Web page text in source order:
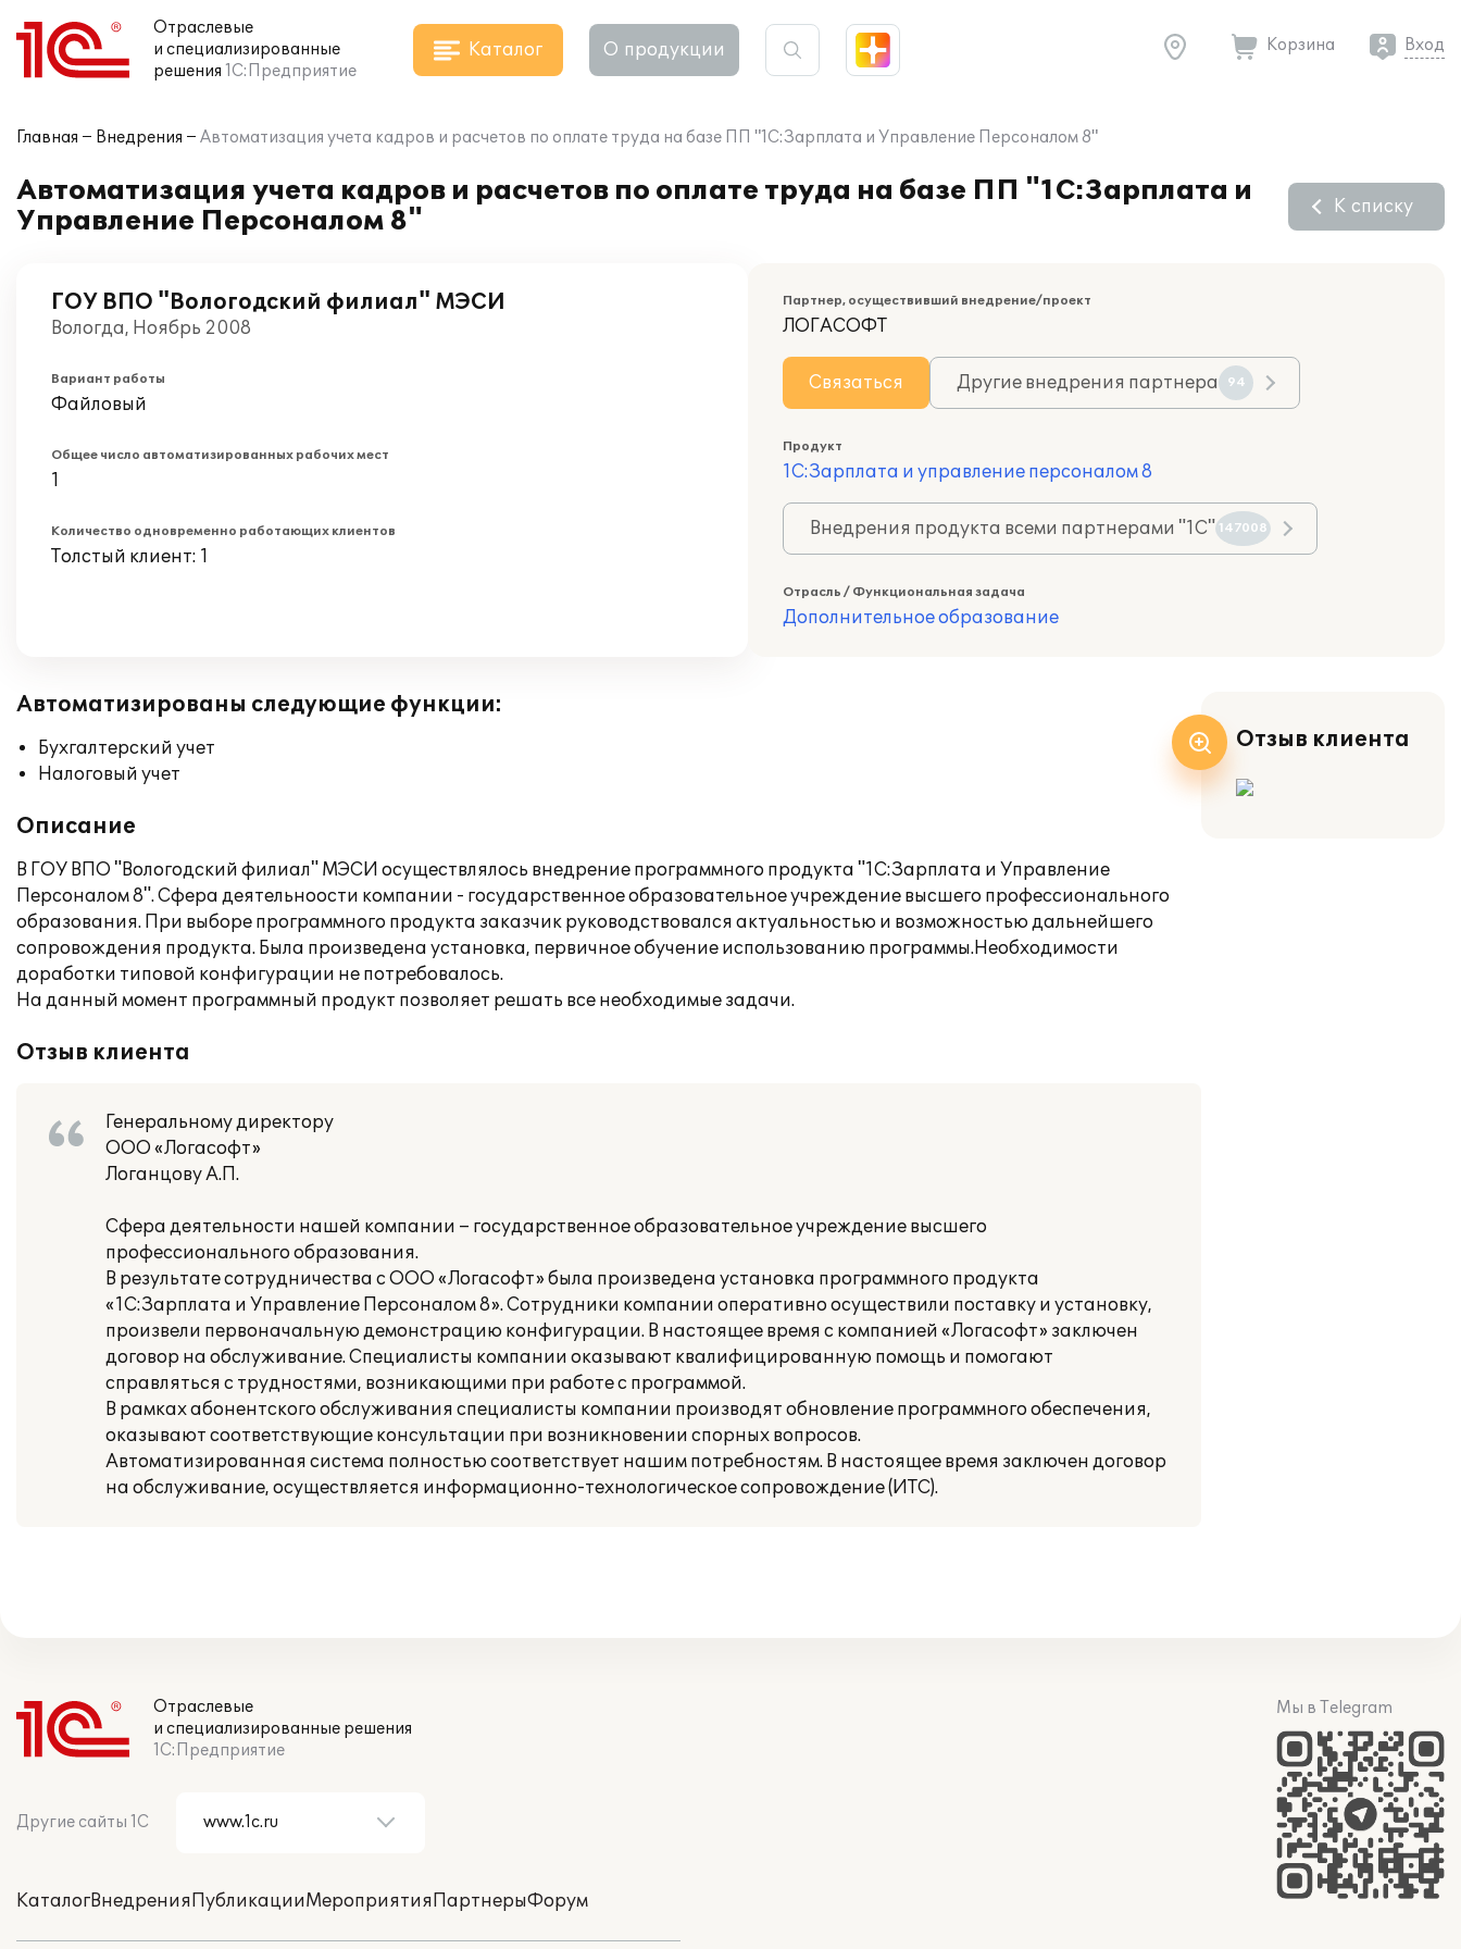
Отраслевые
и специализированные
решения 1С:Предприятие
Каталог О продукции Корзина Вход
Главная Внедрения Автоматизация учета кадров и расчетов по оплате труда на базе ПП "1С:Зарплата и Управление Персоналом 8"
Автоматизация учета кадров и расчетов по оплате труда на базе ПП "1С:Зарплата и
Управление Персоналом 8"
К списку
ГОУ ВПО "Вологодский филиал" МЭСИ
Вологда, Ноябрь 2008
Вариант работы
Файловый
Общее число автоматизированных рабочих мест
1
Количество одновременно работающих клиентов
Толстый клиент: 1
Партнер, осуществивший внедрение/проект
ЛОГАСОФТ
Связаться Другие внедрения партнера 94
Продукт
1С:Зарплата и управление персоналом 8
Внедрения продукта всеми партнерами "1С" 147008
Отрасль / Функциональная задача
Дополнительное образование
Автоматизированы следующие функции:
Бухгалтерский учет
Налоговый учет
Описание
В ГОУ ВПО "Вологодский филиал" МЭСИ осуществлялось внедрение программного продукта "1С:Зарплата и Управление
Персоналом 8". Сфера деятельноости компании - государственное образовательное учреждение высшего профессионального
образования. При выборе программного продукта заказчик руководствовался актуальностью и возможностью дальнейшего
сопровождения продукта. Была произведена установка, первичное обучение использованию программы.Необходимости
доработки типовой конфигурации не потребовалось.
На данный момент программный продукт позволяет решать все необходимые задачи.
Отзыв клиента
Генеральному директору
ООО «Логасофт»
Логанцову А.П.
Сфера деятельности нашей компании – государственное образовательное учреждение высшего
профессионального образования.
В результате сотрудничества с ООО «Логасофт» была произведена установка программного продукта
«1С:Зарплата и Управление Персоналом 8». Сотрудники компании оперативно осуществили поставку и установку,
произвели первоначальную демонстрацию конфигурации. В настоящее время с компанией «Логасофт» заключен
договор на обслуживание. Специалисты компании оказывают квалифицированную помощь и помогают
справляться с трудностями, возникающими при работе с программой.
В рамках абонентского обслуживания специалисты компании производят обновление программного обеспечения,
оказывают соответствующие консультации при возникновении спорных вопросов.
Автоматизированная система полностью соответствует нашим потребностям. В настоящее время заключен договор
на обслуживание, осуществляется информационно-технологическое сопровождение (ИТС).
Отзыв клиента
Отраслевые
и специализированные решения
1С:Предприятие
Другие сайты 1С
КаталогВнедренияПубликацииМероприятияПартнерыФорум
Мы в Telegram